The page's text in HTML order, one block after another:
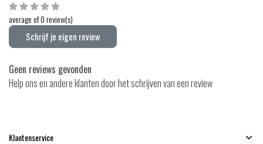
average of 0 review(s)
Schrijf je eigen review
Geen reviews gevonden
Help ons en andere klanten door het schrijven van een review
Klantenservice